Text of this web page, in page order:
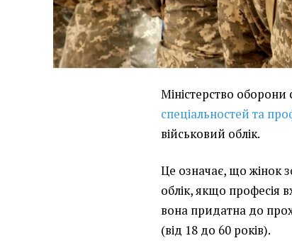
Міністерство
спеціальностей та
військовий облік.
Це означає, що жінок
облік, якщо професія
вона придатна до
(від 18 до 60 років).